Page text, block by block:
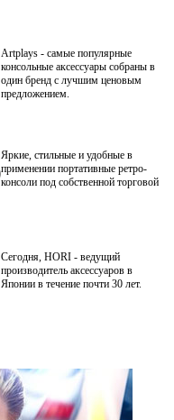
Artplays - самые популярные
консольные аксессуары собраны в
один бренд с лучшим ценовым
предложением.
Яркие, стильные и удобные в
применении портативные ретро-
консоли под собственной торговой
Сегодня, HORI - ведущий
производитель аксессуаров в
Японии в течение почти 30 лет.